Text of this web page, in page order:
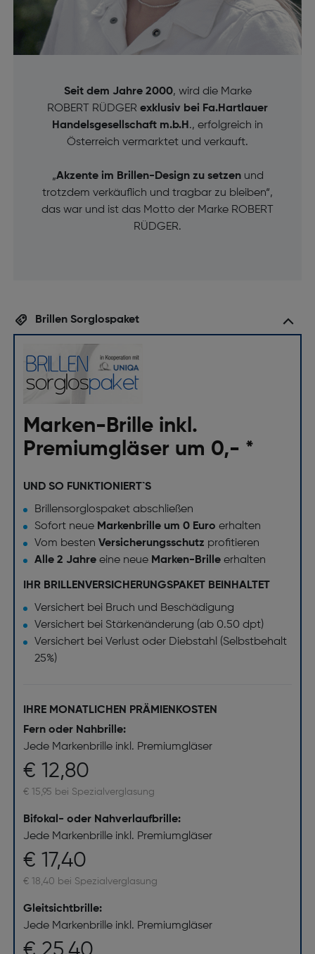
Seit dem Jahre 2000, wird die Marke
ROBERT RÜDGER exklusiv bei Fa.Hartlauer
Handelsgesellschaft m.b.H ., erfolgreich in
Österreich vermarktet und verkauft.
„Akzente im Brillen-Design zu setzenund
trotzdem verkäuflich und tragbar zu bleiben“,
das war und ist das Motto der Marke ROBERT
RÜDGER.
Brillen Sorglospaket
Marken-Brille inkl.
Premiumgläser um 0,- *
UND SO FUNKTIONIERT`S
Brillensorglospaket abschließen
Sofort neue Markenbrille um 0 Euro erhalten
Vom besten Versicherungsschutz profitieren
Alle 2 Jahreeine neue Marken-Brille erhalten
IHR BRILLENVERSICHERUNGSPAKET BEINHALTET
Versichert bei Bruch und Beschädigung
Versichert bei Stärkenänderung (ab 0.50 dpt)
Versichert bei Verlust oder Diebstahl (Selbstbehalt
25%)
IHRE MONATLICHEN PRÄMIENKOSTEN
Fern oder Nahbrille:
Jede Markenbrille inkl. Premiumgläser
€ 12,80
€ 15,95 bei Spezialverglasung
Bifokal- oder Nahverlaufbrille:
Jede Markenbrille inkl. Premiumgläser
€ 17,40
€ 18,40 bei Spezialverglasung
Gleitsichtbrille:
Jede Markenbrille inkl. Premiumgläser